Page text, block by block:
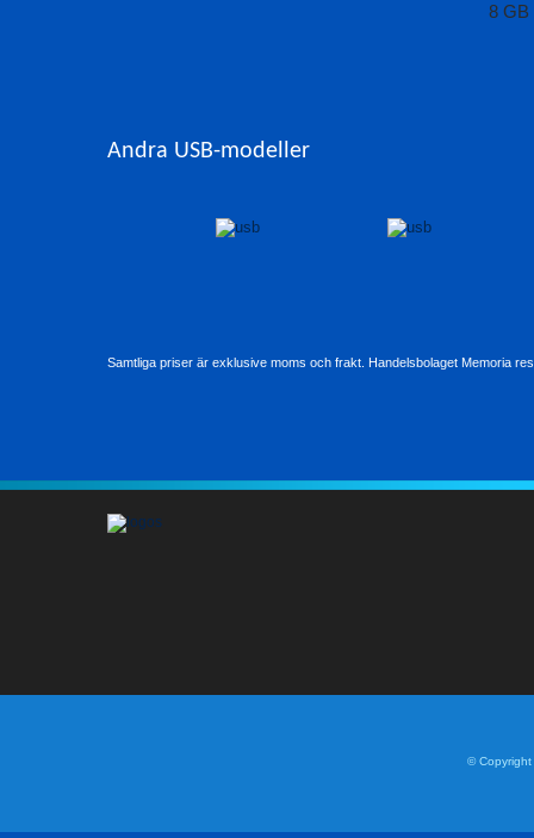
8 GB
Andra USB-modeller
Samtliga priser är exklusive moms och frakt. Handelsbolaget Memoria
© Copyright